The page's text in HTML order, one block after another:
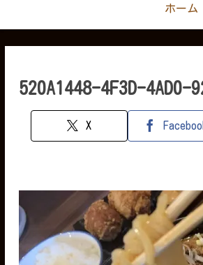
ホーム
520A1448-4F3D-4AD0-
X